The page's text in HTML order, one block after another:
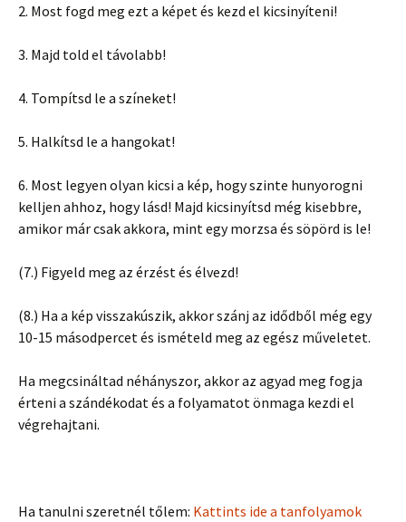
2. Most fogd meg ezt a képet és kezd el kicsinyíteni!
3. Majd told el távolabb!
4. Tompítsd le a színeket!
5. Halkítsd le a hangokat!
6. Most legyen olyan kicsi a kép, hogy szinte hunyorogni
kelljen ahhoz, hogy lásd! Majd kicsinyítsd még kisebbre,
amikor már csak akkora, mint egy morzsa és söpörd is le!
(7.) Figyeld meg az érzést és élvezd!
(8.) Ha a kép visszakúszik, akkor szánj az idődből még egy
10-15 másodpercet és ismételd meg az egész műveletet.
Ha megcsináltad néhányszor, akkor az agyad meg fogja
érteni a szándékodat és a folyamatot önmaga kezdi el
végrehajtani.
Ha tanulni szeretnél tőlem: Kattints ide a tanfolyamok